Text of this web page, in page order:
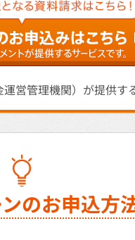
営管理機関）が提供す
のお申込方